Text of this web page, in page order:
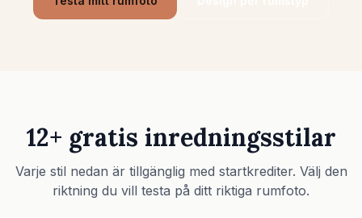
Kontrollera möbelpassning
Priser
Pro
Svenska
12+ gratis inredningsstilar
Varje stil nedan är tillgänglig med startkrediter. Välj den
riktning du vill testa på ditt riktiga rumfoto.